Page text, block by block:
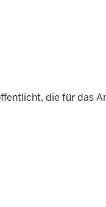
die für das